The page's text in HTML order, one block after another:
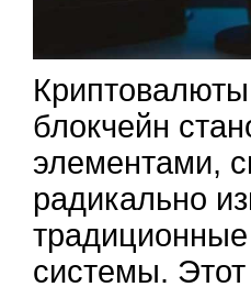
блокчейн
элементами,
радикально
системы. Этот